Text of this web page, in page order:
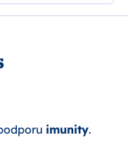
imunity.